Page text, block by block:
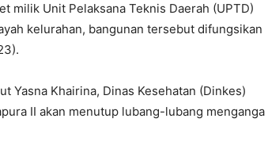
milik Unit Pelaksana Teknis Daerah (UPTD)
kelurahan, bangunan tersebut difungsikan
Yasna Khairina, Dinas Kesehatan (Dinkes)
II akan menutup lubang-lubang menganga